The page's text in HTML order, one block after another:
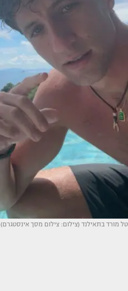
טל מורד בתאילנד (צילום: צילום מסך אינסטגרם)